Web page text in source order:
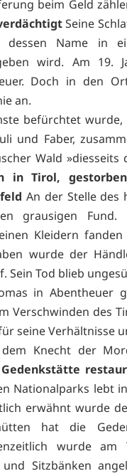
beim Geld
Seine
dessen Name in
wird. Am 19.
Doch in den
an.
befürchtet
und Faber,
Wald
in Tirol,
An der Stelle des
grausigen
Kleidern
wurde der
Sein Tod blieb
in Abentheuer
Verschwinden des
seine Verhältnisse
dem Knecht der
Nationalparks lebt
erwähnt wurde
hat die
wurde
Sitzbänken